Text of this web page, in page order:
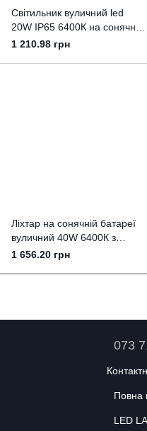
Світильник вуличний led
20W IP65 6400К на сонячній
батареї з датчиком руху та
1 210.98 грн
Ліхтар на сонячній батареї
вуличний 40W 6400К з
датчиком руху, сутінковим
1 656.20 грн
073
Повна
LED